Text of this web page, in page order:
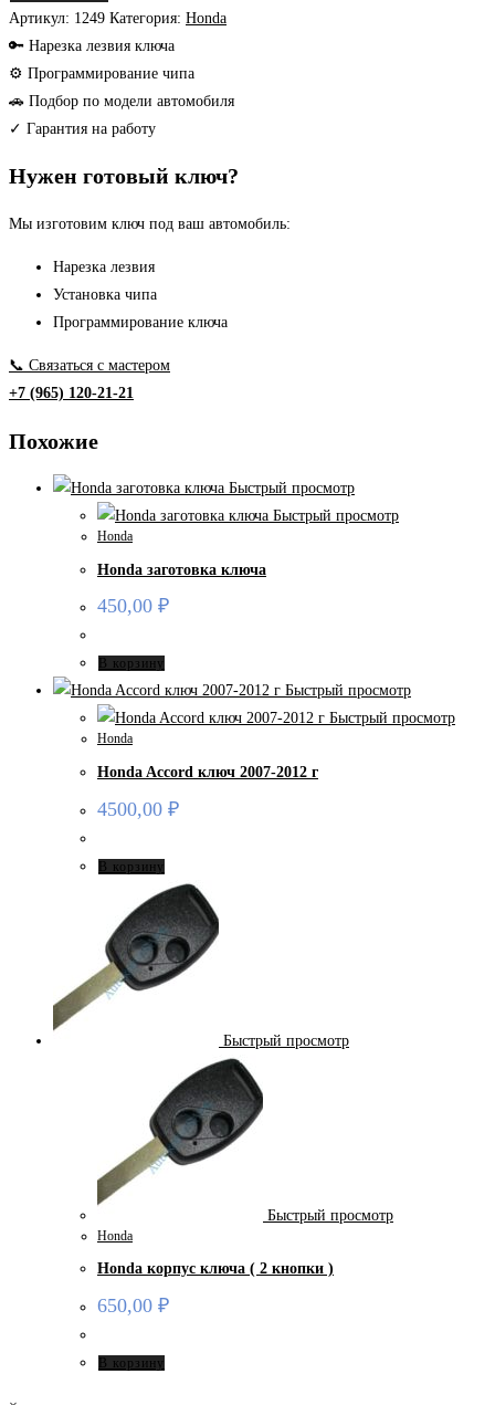
Honda
Civic
смарт
ключ
2008-
г
Артикул: 1249 Категория: Honda
🔑 Нарезка лезвия ключа
⚙ Программирование чипа
🚗 Подбор по модели автомобиля
✓ Гарантия на работу
Нужен готовый ключ?
Мы изготовим ключ под ваш автомобиль:
Нарезка лезвия
Установка чипа
Программирование ключа
📞 Связаться с мастером
+7 (965) 120-21-21
Похожие
Быстрый просмотр
Быстрый просмотр
Honda
Honda заготовка ключа
450,00 ₽
В корзину
Быстрый просмотр
Быстрый просмотр
Honda
Honda Accord ключ 2007-2012 г
4500,00 ₽
В корзину
Быстрый просмотр
Быстрый просмотр
Honda
Honda корпус ключа ( 2 кнопки )
650,00 ₽
В корзину